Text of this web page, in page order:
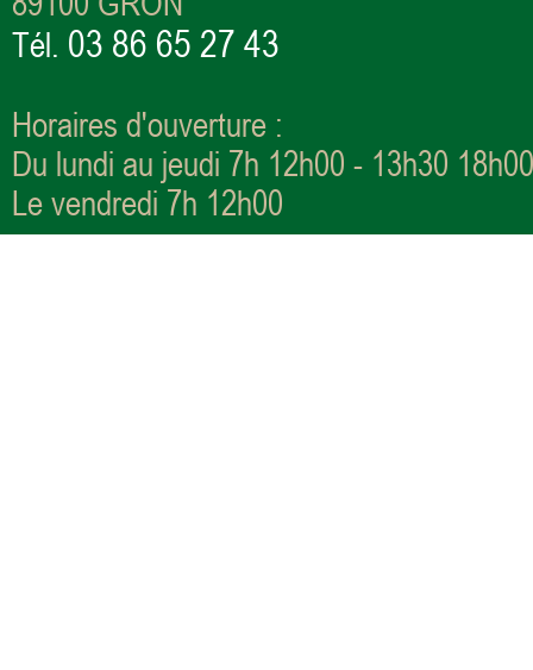
Tél. 03 86 65 27 43
Horaires d'ouverture :
Du lundi au jeudi 7h 12h00 - 13h30 18h00
Le vendredi 7h 12h00